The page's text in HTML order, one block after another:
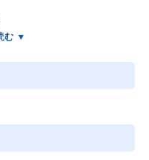
数々の日本企業を支えてき
数のグローバルファームで
材、事業会社出身者が51％
率は85％以上。他社様への
客様は80％と評価をいただ